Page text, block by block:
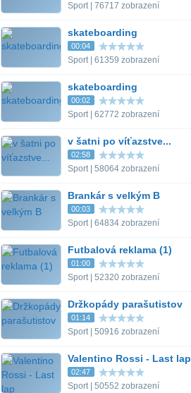
Sport | 76717 zobrazení
skateboarding
00:04
Sport | 61359 zobrazení
skateboarding
00:02
Sport | 62772 zobrazení
v šatni po víťazstve...
02:58
Sport | 58064 zobrazení
Brankár s velkým B
00:03
Sport | 64834 zobrazení
Futbalová reklama (1)
01:00
Sport | 52320 zobrazení
Držkopády parašutistov
01:14
Sport | 50916 zobrazení
Valentino Rossi - Last lap
02:47
Sport | 50552 zobrazení